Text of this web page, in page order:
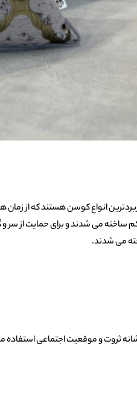
انواع کوسن هستند که از
ساخته می شدند و برای حمایت از سر
می شدند.
ثروت و موقعیت اجتماعی استفاده